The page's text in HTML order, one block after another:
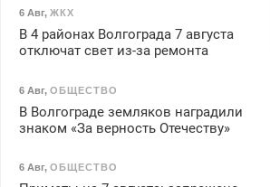
6 Авг, ЖКХ
В 4 районах Волгограда 7 августа
отключат свет из-за ремонта
6 Авг, ОБЩЕСТВО
В Волгограде земляков наградили
знаком «За верность Отечеству»
6 Авг, ОБЩЕСТВО